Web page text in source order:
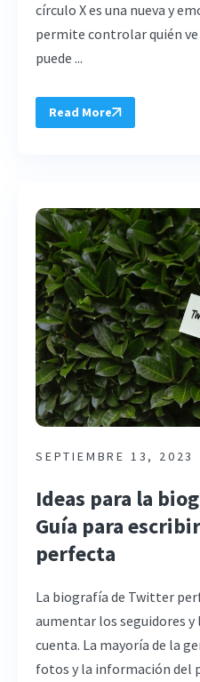
círculo X es una nueva y
permite controlar quién
puede ...
Read More
SEPTIEMBRE 13, 2023
Ideas para la
Guía para
perfecta
La biografía de Twitter
aumentar los seguidores
cuenta. La mayoría de la
fotos y la información del